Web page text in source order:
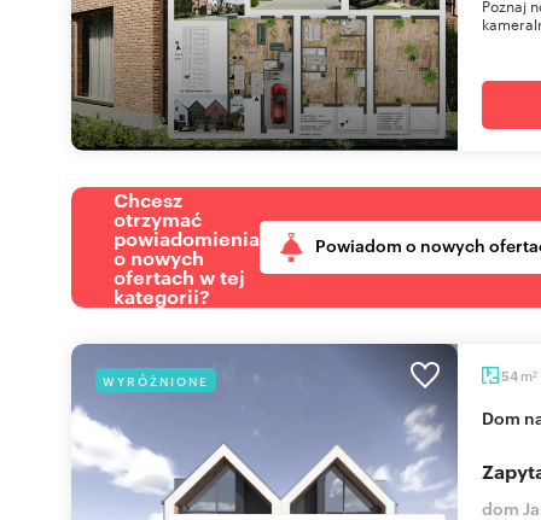
Poznaj
Chcesz
otrzymać
powiadomienia
o nowych
ofertach w tej
kategorii?
Powiadom o nowych
WYRÓŻNIONE 54 m2
dom
dom